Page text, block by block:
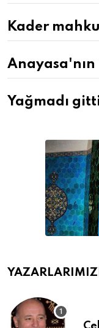
Kader
Yağmadı